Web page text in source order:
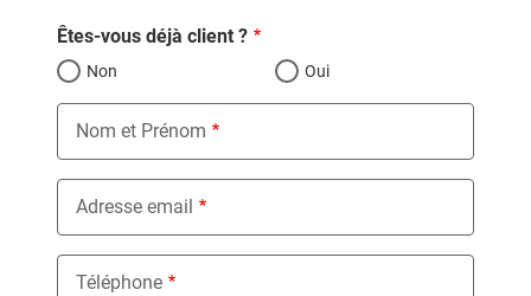
Êtes-vous déjà client ?
Non Oui
Nom et Prénom
Adresse email
Téléphone